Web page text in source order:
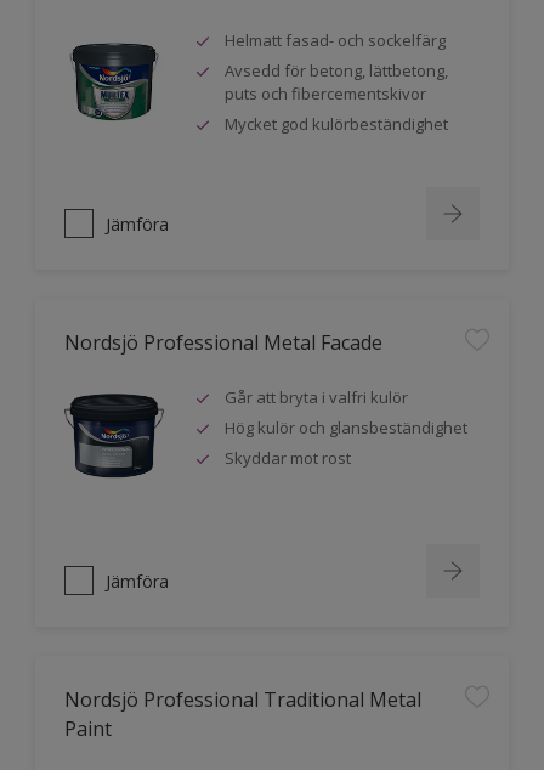
Helmatt fasad- och sockelfärg
Avsedd för betong, lättbetong,
puts och fibercementskivor
Mycket god kulörbeständighet
Jämföra
Nordsjö Professional Metal Facade
Går att bryta i valfri kulör
Hög kulör och glansbeständighet
Skyddar mot rost
Jämföra
Nordsjö Professional Traditional Metal
Paint